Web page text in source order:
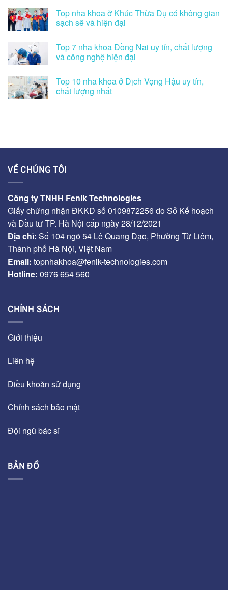
Top nha khoa ở Khúc Thừa Dụ có không gian
sạch sẽ và hiện đại
Top 7 nha khoa Đồng Nai uy tín, chất lượng
và công nghệ hiện đại
Top 10 nha khoa ở Dịch Vọng Hậu uy tín,
chất lượng nhất
VỀ CHÚNG TÔI
Công ty TNHH Fenik Technologies
Giấy chứng nhận ĐKKD số 0109872256 do Sở Kế hoạch
và Đầu tư TP. Hà Nội cấp ngày 28/12/2021
Địa chỉ: Số 104 ngõ 54 Lê Quang Đạo, Phường Từ Liêm,
Thành phố Hà Nội, Việt Nam
Email: topnhakhoa@fenik-technologies.com
Hotline: 0976 654 560
CHÍNH SÁCH
Giới thiệu
Liên hệ
Điều khoản sử dụng
Chính sách bảo mật
Đội ngũ bác sĩ
BẢN ĐỒ